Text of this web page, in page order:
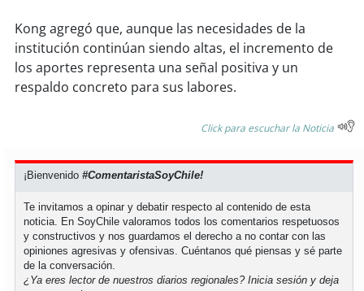
Kong agregó que, aunque las necesidades de la
institución continúan siendo altas, el incremento de
los aportes representa una señal positiva y un
respaldo concreto para sus labores.
Click para escuchar la Noticia
¡Bienvenido#ComentaristaSoyChile!
Te invitamos a opinar y debatir respecto al contenido de esta
noticia. En SoyChile valoramos todos los comentarios respetuosos
y constructivos y nos guardamos el derecho a no contar con las
opiniones agresivas y ofensivas. Cuéntanos qué piensas y sé parte
de la conversación.
¿Ya eres lector de nuestros diarios regionales?Inicia sesión y deja